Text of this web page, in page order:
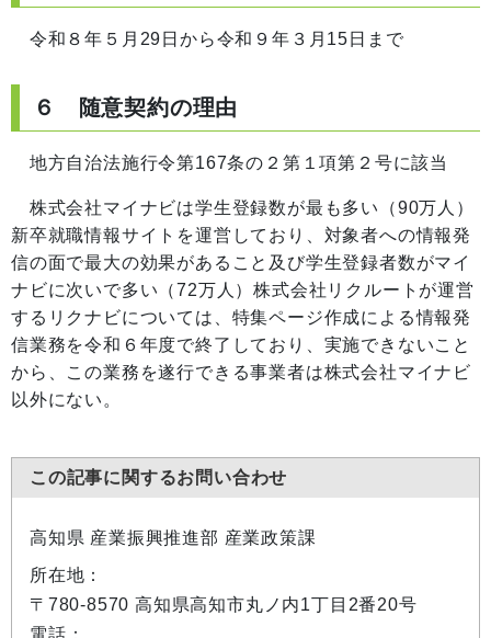
令和８年５月29日から令和９年３月15日まで
６ 随意契約の理由
地方自治法施行令第167条の２第１項第２号に該当
株式会社マイナビは学生登録数が最も多い（90万人）
新卒就職情報サイトを運営しており、対象者への情報発
信の面で最大の効果があること及び学生登録者数がマイ
ナビに次いで多い（72万人）株式会社リクルートが運営
するリクナビについては、特集ページ作成による情報発
信業務を令和６年度で終了しており、実施できないこと
から、この業務を遂行できる事業者は株式会社マイナビ
以外にない。
この記事に関するお問い合わせ
高知県 産業振興推進部 産業政策課
所在地：
〒780-8570 高知県高知市丸ノ内1丁目2番20号
電話：